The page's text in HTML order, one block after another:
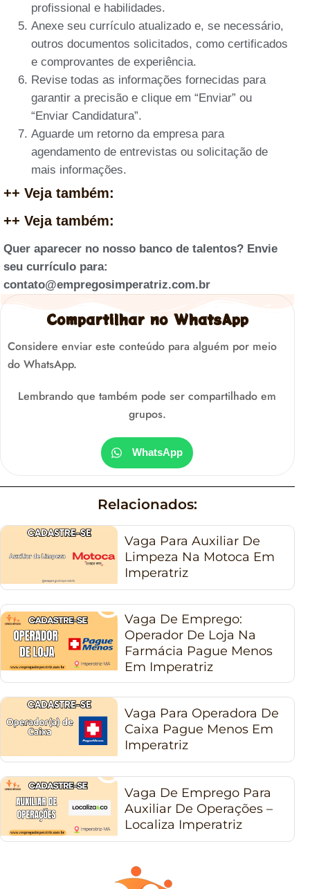
profissional e habilidades.
Anexe seu currículo atualizado e, se necessário,
outros documentos solicitados, como certificados
e comprovantes de experiência.
Revise todas as informações fornecidas para
garantir a precisão e clique em “Enviar” ou
“Enviar Candidatura”.
Aguarde um retorno da empresa para
agendamento de entrevistas ou solicitação de
mais informações.
++ Veja também:
++ Veja também:
Quer aparecer no nosso banco de talentos? Envie
seu currículo para:
contato@empregosimperatriz.com.br
Compartilhar no WhatsApp
Considere enviar este conteúdo para alguém por meio
do WhatsApp.
Lembrando que também pode ser compartilhado em
grupos.
WhatsApp
Relacionados:
Vaga Para Auxiliar De
Limpeza Na Motoca Em
Imperatriz
Vaga De Emprego:
Operador De Loja Na
Farmácia Pague Menos
Em Imperatriz
Vaga Para Operadora De
Caixa Pague Menos Em
Imperatriz
Vaga De Emprego Para
Auxiliar De Operações –
Localiza Imperatriz